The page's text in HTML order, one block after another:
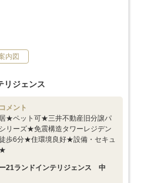
内図
リジェンス
メント
★ペット可★三井不動産旧分譲パ
リーズ★免震構造タワーレジデン
歩6分★住環境良好★設備・セキュ
★
21ランドインテリジェンス 中